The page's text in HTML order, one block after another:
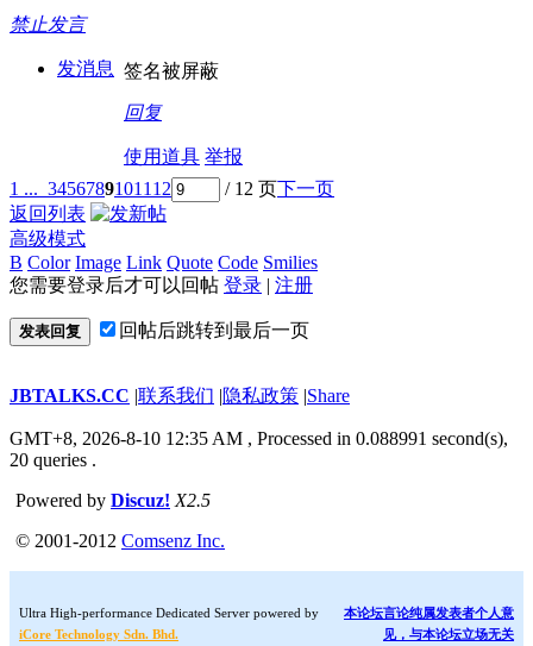
禁止发言
发消息 签名被屏蔽
回复
使用道具 举报
1 ... 34567891011 12 / 12 页下一页
返回列表
高级模式
B Color Image Link Quote Code Smilies
您需要登录后才可以回帖 登录 | 注册
发表回复 回帖后跳转到最后一页
JBTALKS.CC |联系我们 |隐私政策 |Share
GMT+8, 2026-8-10 12:35 AM , Processed in 0.088991 second(s),
20 queries .
Powered by Discuz! X2.5
© 2001-2012 Comsenz Inc.
Ultra High-performance Dedicated Server powered by
iCore Technology Sdn. Bhd.
本论坛言论纯属发表者个人意
见，与本论坛立场无关